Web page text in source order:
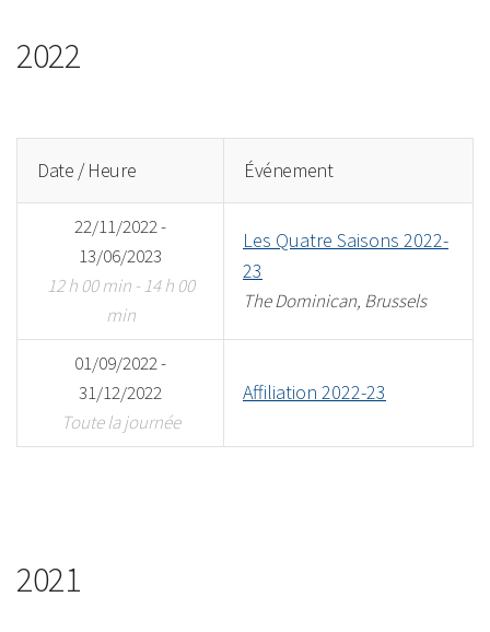
2022
Date / Heure Événement
22/11/2022 -
13/06/2023
12 h 00 min - 14 h 00
min
Les Quatre Saisons 2022-
23
The Dominican, Brussels
01/09/2022 -
31/12/2022
Toute la journée
Affiliation 2022-23
2021